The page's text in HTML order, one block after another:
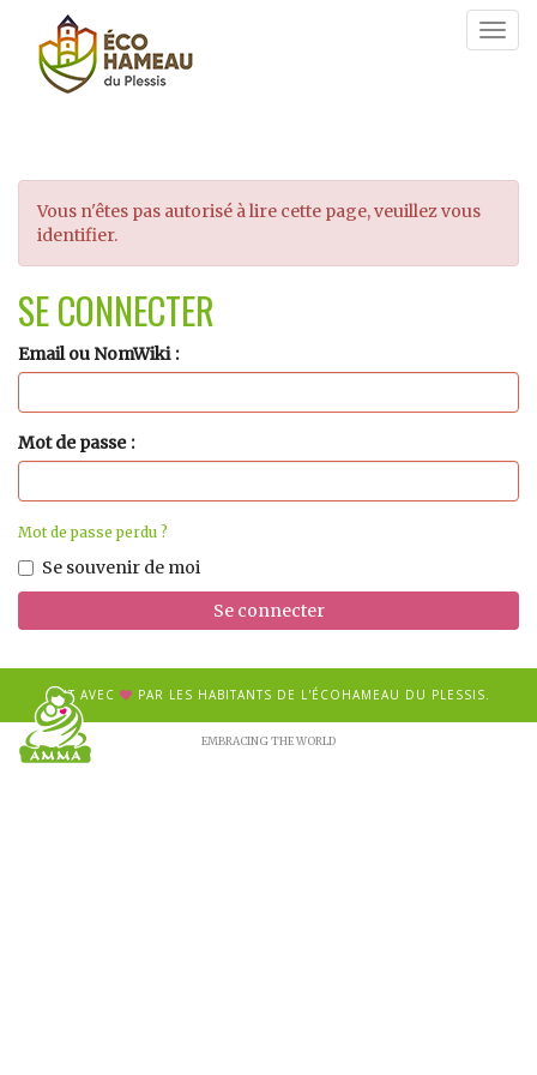
Vous n'êtes pas autorisé à lire cette page, veuillez vous
identifier.
SE CONNECTER
Email ou NomWiki
Mot de passe
Mot de passe perdu ?
Se souvenir de moi
Se connecter
FAIT AVEC PAR LES HABITANTS DE L'ÉCOHAMEAU DU PLESSIS.
EMBRACING THE WORLD